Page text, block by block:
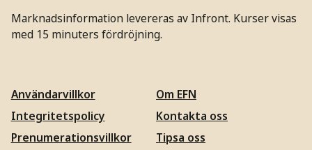
Marknadsinformation levereras av Infront. Kurser visas
med 15 minuters fördröjning.
Användarvillkor
Integritetspolicy
Prenumerationsvillkor
Om EFN
Kontakta oss
Tipsa oss